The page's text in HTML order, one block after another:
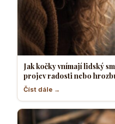
Jak kočky vnímají lidský
projev radosti nebo
Číst dále →